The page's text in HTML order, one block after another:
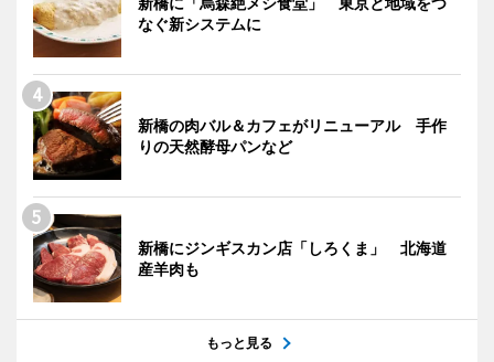
なぐ新システムに
新橋の肉バル＆カフェがリニューアル 手作
りの天然酵母パンなど
新橋にジンギスカン店「しろくま」 北海道
産羊肉も
もっと見る